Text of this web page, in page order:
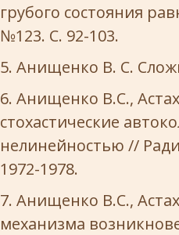
грубого состояния
№123. С. 92-103.
Анищенко В. С.
Анищенко B.C.,
стохастические
нелинейностью //
1972-1978.
Анищенко B.C.,
механизма